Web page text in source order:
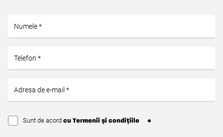
Sunt de acord cu Termenii și condițiile